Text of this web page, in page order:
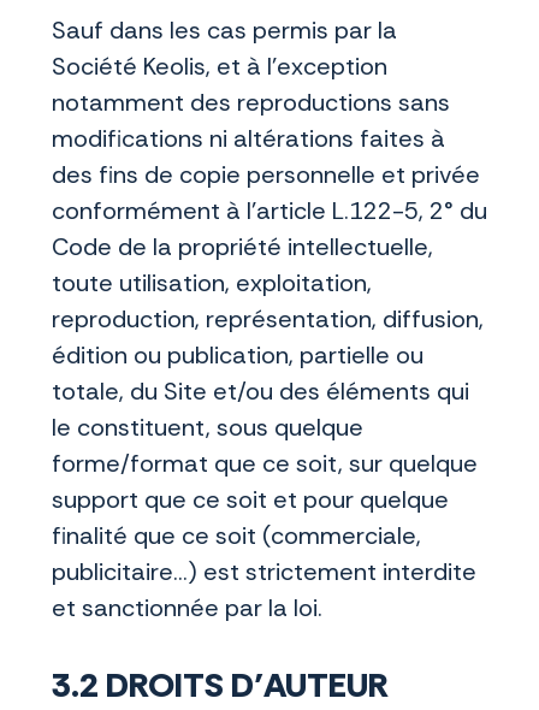
Sauf dans les cas permis par la
Société Keolis, et à l'exception
notamment des reproductions sans
modifications ni altérations faites à
des fins de copie personnelle et privée
conformément à l'article L.122-5, 2° du
Code de la propriété intellectuelle,
toute utilisation, exploitation,
reproduction, représentation, diffusion,
édition ou publication, partielle ou
totale, du Site et/ou des éléments qui
le constituent, sous quelque
forme/format que ce soit, sur quelque
support que ce soit et pour quelque
finalité que ce soit (commerciale,
publicitaire…) est strictement interdite
et sanctionnée par la loi.
3.2 DROITS D’AUTEUR